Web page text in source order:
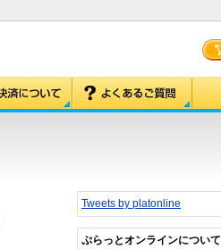
Tweets by platonline
ぷらっとオンラインについて